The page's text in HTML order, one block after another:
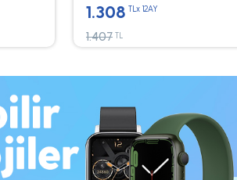
1.308 TLx 12AY
1.407 TL